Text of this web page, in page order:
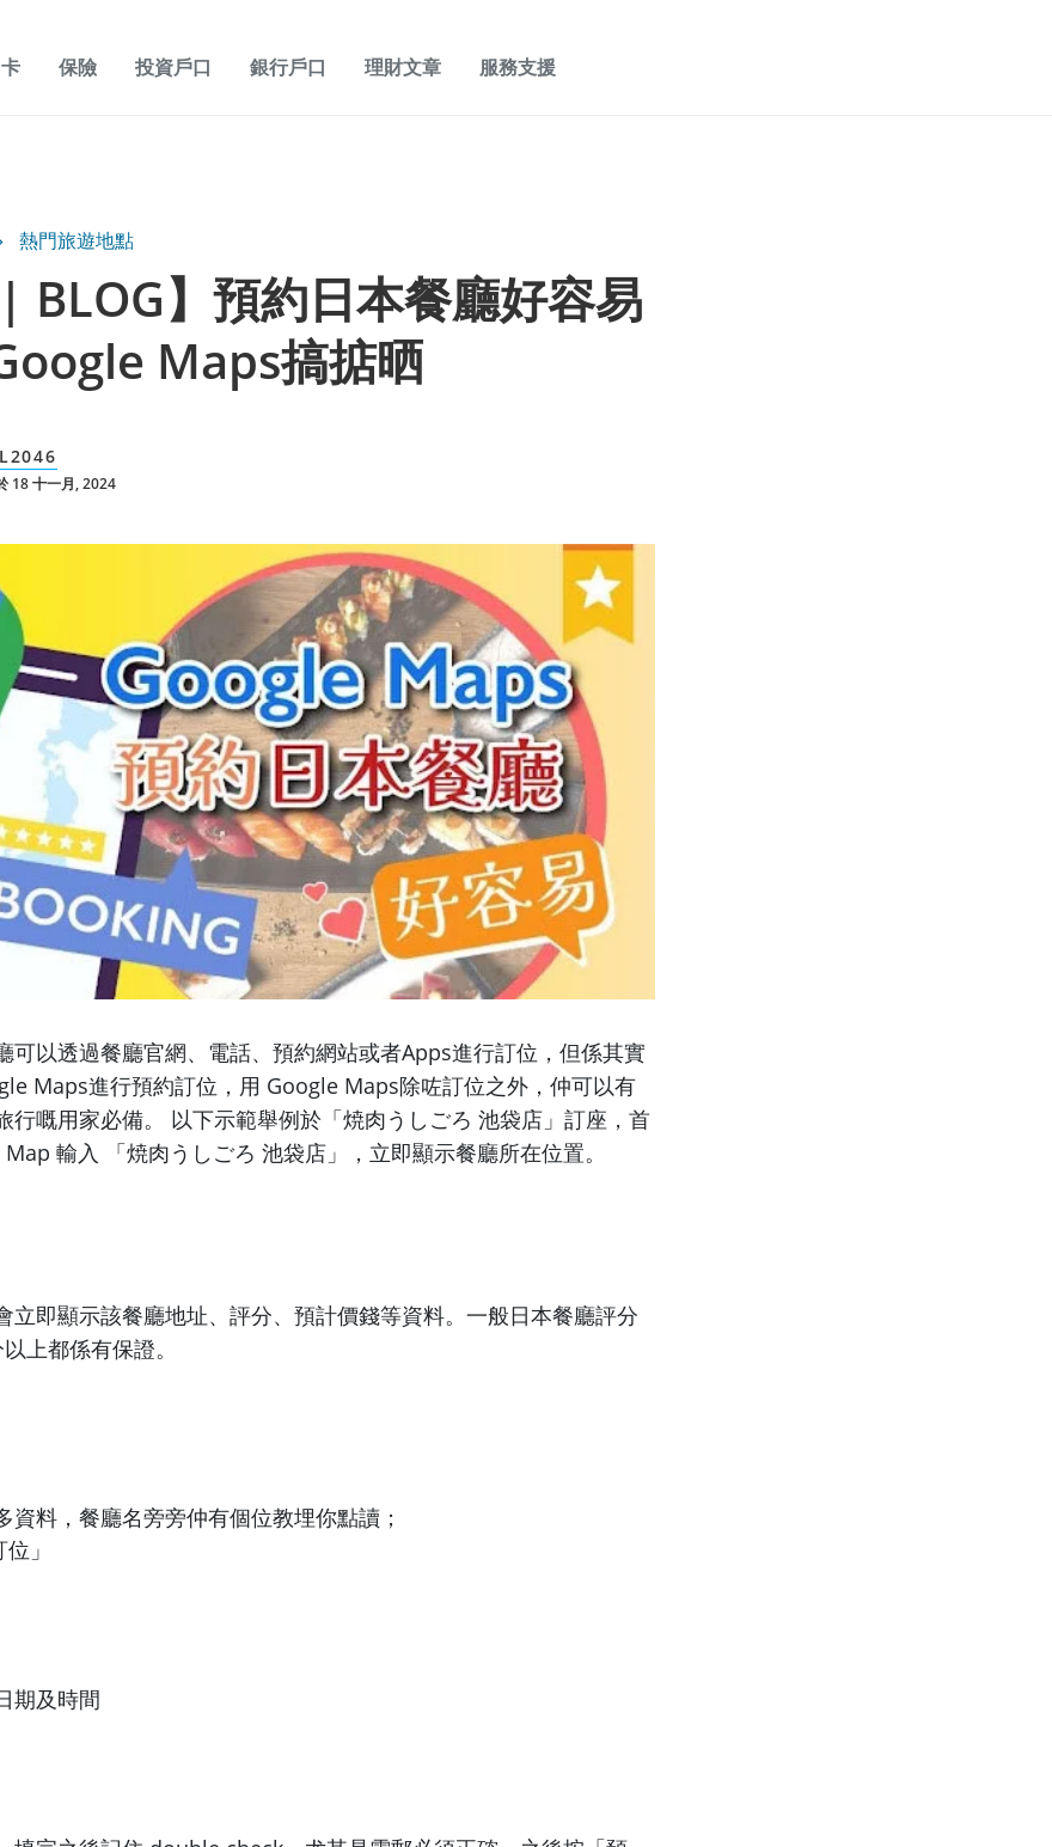
保險 投資戶口 銀行戶口 理財文章 服務支援
熱門旅遊地點
| BLOG】預約日本餐廳好容易
Maps搞掂晒
18 十一月, 2024
可以透過餐廳官網、電話、預約網站或者Apps進行訂位，但係其實
Maps進行預約訂位，用 Google Maps除咗訂位之外，仲可以有
行嘅用家必備。 以下示範舉例於「焼肉うしごろ 池袋店」訂座，首
輸入 「焼肉うしごろ 池袋店」，立即顯示餐廳所在位置。
立即顯示該餐廳地址、評分、預計價錢等資料。一般日本餐廳評分
上都係有保證。
資料，餐廳名旁旁仲有個位教埋你點讀；
」
期及時間